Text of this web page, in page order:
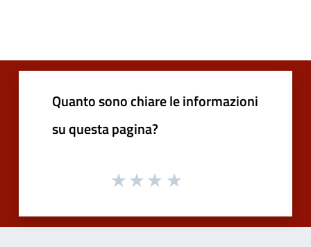
Quanto sono chiare le informazioni
su questa pagina?